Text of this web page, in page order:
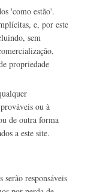
'como estão'.
e, por este
sem
propriedade
​​ou à
de outra forma
a este site.
responsáveis